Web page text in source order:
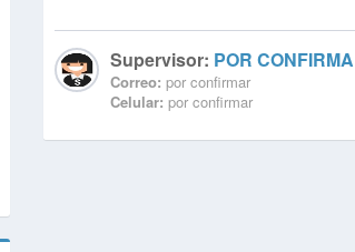
Supervisor: POR
Correo:por confirmar
Celular:por confirmar